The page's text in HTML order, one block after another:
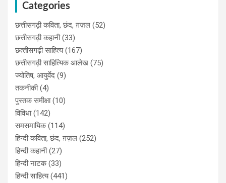
Categories
छत्तीसगढ़ी कविता, छंद, ग़ज़ल (52)
छत्तीसगढ़ी कहानी(33)
छत्‍तीसगढ़ी साहित्‍य(167)
छत्तीसगढ़ी साहित्यिक आलेख (75)
ज्योतिष, आयुर्वेद (9)
तकनीकी(4)
पुस्‍तक समीक्षा(10)
विविधा(142)
समसमायिक(114)
हिन्दी कविता, छंद, ग़ज़ल (252)
हिन्दी कहानी(27)
हिन्‍दी नाटक(33)
हिन्दी साहित्य(441)